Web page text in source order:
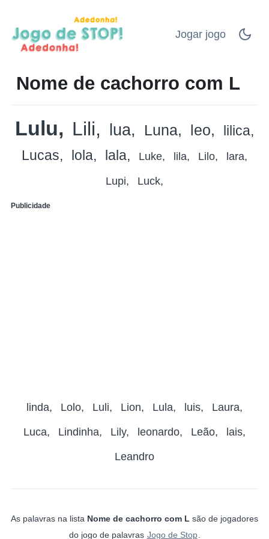
Jogar jogo
Nome de cachorro com L
Lulu Lili lua Luna leo
lilica
Lucas
lola lala Luke lila Lilo lara
Lupi Luck
Publicidade
linda Lolo Luli Lion Lula luis Laura
Luca Lindinha Lily leonardo Leão lais
Leandro
As palavras na lista Nome de cachorro com L são de jogadores
do jogo de palavras Jogo de Stop